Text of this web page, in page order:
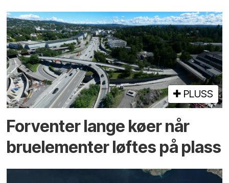
PLUSS
Forventer lange køer når
bru­elementer løftes på plass